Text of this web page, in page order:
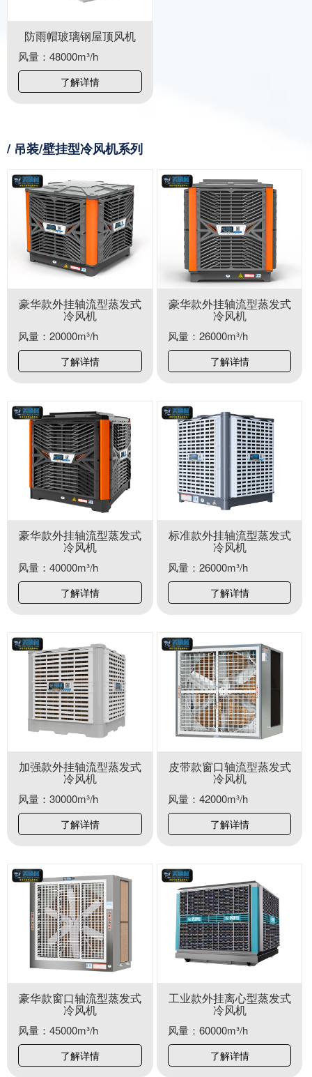
防雨帽玻璃钢屋顶风机
风量：48000m³/h
了解详情
/ 吊装/壁挂型冷风机系列
豪华款外挂轴流型蒸发式
冷风机
风量：20000m³/h
了解详情
豪华款外挂轴流型蒸发式
冷风机
风量：26000m³/h
了解详情
豪华款外挂轴流型蒸发式
冷风机
风量：40000m³/h
了解详情
标准款外挂轴流型蒸发式
冷风机
风量：26000m³/h
了解详情
加强款外挂轴流型蒸发式
冷风机
风量：30000m³/h
了解详情
皮带款窗口轴流型蒸发式
冷风机
风量：42000m³/h
了解详情
豪华款窗口轴流型蒸发式
冷风机
风量：45000m³/h
了解详情
工业款外挂离心型蒸发式
冷风机
风量：60000m³/h
了解详情